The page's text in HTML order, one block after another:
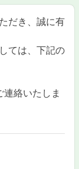
だき、誠に有
ては、下記の
絡いたしま